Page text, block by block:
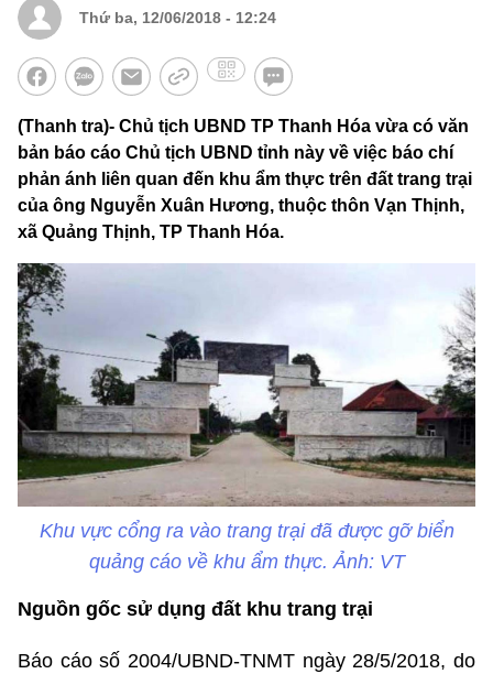
Thứ ba, 12/06/2018 - 12:24
(Thanh tra)- Chủ tịch UBND TP Thanh Hóa vừa có văn
bản báo cáo Chủ tịch UBND tỉnh này về việc báo chí
phản ánh liên quan đến khu ẩm thực trên đất trang trại
của ông Nguyễn Xuân Hương, thuộc thôn Vạn Thịnh,
xã Quảng Thịnh, TP Thanh Hóa.
Khu vực cổng ra vào trang trại đã được gỡ biển
quảng cáo về khu ẩm thực. Ảnh: VT
Nguồn gốc sử dụng đất khu trang trại
Báo cáo số 2004/UBND-TNMT ngày 28/5/2018, do